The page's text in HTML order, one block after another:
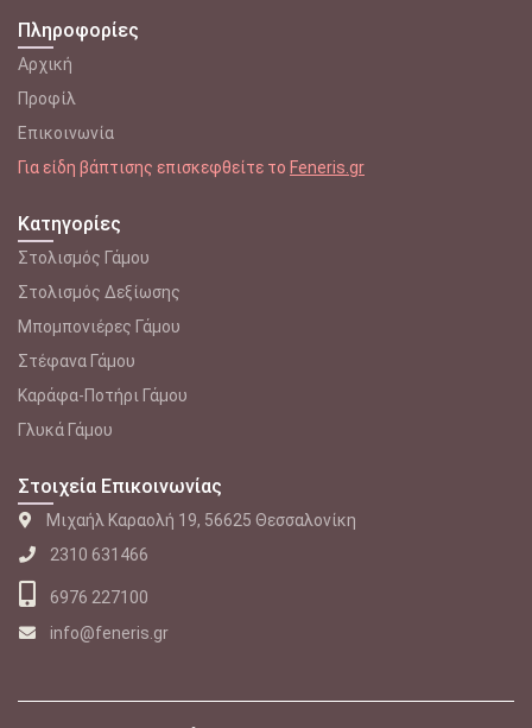
Πληροφορίες
Αρχική
Προφίλ
Επικοινωνία
Για είδη βάπτισης επισκεφθείτε το Feneris.gr
Κατηγορίες
Στολισμός Γάμου
Στολισμός Δεξίωσης
Μπομπονιέρες Γάμου
Στέφανα Γάμου
Καράφα-Ποτήρι Γάμου
Γλυκά Γάμου
Στοιχεία Επικοινωνίας
Μιχαήλ Καραολή 19, 56625 Θεσσαλονίκη
2310 631466
6976 227100
info@feneris.gr